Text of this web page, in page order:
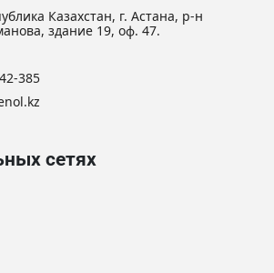
Казахстан, г. Астана, р-н
здание 19, оф. 47.
385
сетях